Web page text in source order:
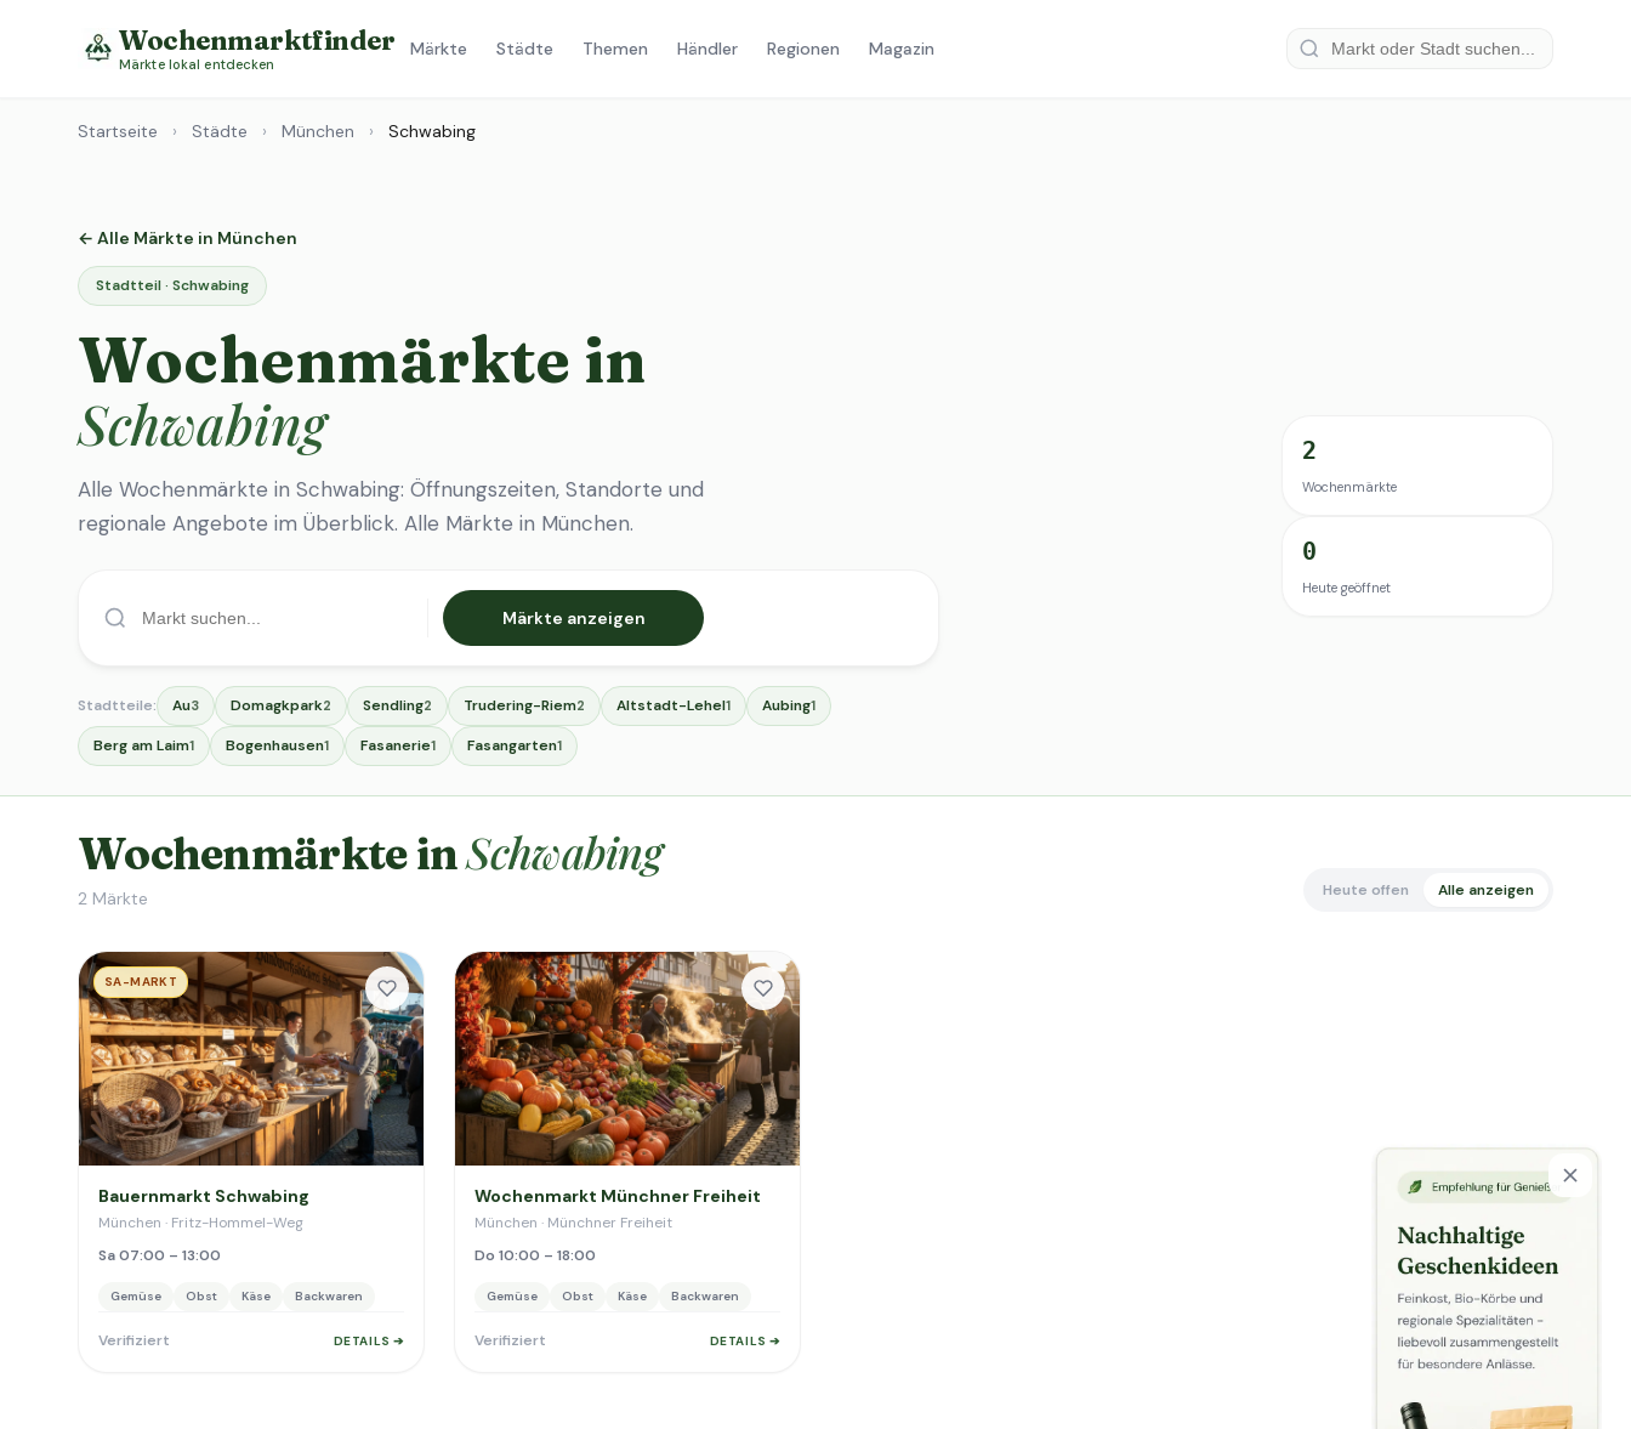
Wochenmarktfinder
Märkte lokal entdecken
Märkte Städte Themen Händler Regionen Magazin
Startseite › Städte › München › Schwabing
← Alle Märkte in München
Stadtteil · Schwabing
Wochenmärkte in
Schwabing
Alle Wochenmärkte in Schwabing: Öffnungszeiten, Standorte und
regionale Angebote im Überblick. Alle Märkte in München.
Märkte anzeigen
Stadtteile: Au3 Domagkpark2 Sendling2 Trudering-Riem2 Altstadt-Lehel1 Aubing1
Berg am Laim1 Bogenhausen1 Fasanerie1 Fasangarten1
2
Wochenmärkte
0
Heute geöffnet
Wochenmärkte inSchwabing
2 Märkte Heute offen Alle anzeigen
SA-MARKT
Bauernmarkt Schwabing
München · Fritz-Hommel-Weg
Sa 07:00 – 13:00
Gemüse Obst Käse Backwaren
Verifiziert DETAILS ➔
Wochenmarkt Münchner Freiheit
München · Münchner Freiheit
Do 10:00 – 18:00
Gemüse Obst Käse Backwaren
Verifiziert DETAILS ➔